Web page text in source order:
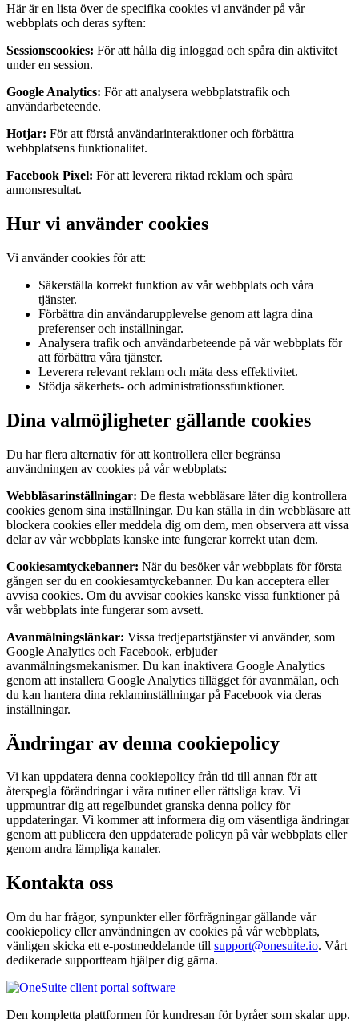
Här är en lista över de specifika cookies vi använder på vår
webbplats och deras syften:
Sessionscookies: För att hålla dig inloggad och spåra din aktivitet
under en session.
Google Analytics: För att analysera webbplatstrafik och
användarbeteende.
Hotjar: För att förstå användarinteraktioner och förbättra
webbplatsens funktionalitet.
Facebook Pixel: För att leverera riktad reklam och spåra
annonsresultat.
Hur vi använder cookies
Vi använder cookies för att:
Säkerställa korrekt funktion av vår webbplats och våra
tjänster.
Förbättra din användarupplevelse genom att lagra dina
preferenser och inställningar.
Analysera trafik och användarbeteende på vår webbplats för
att förbättra våra tjänster.
Leverera relevant reklam och mäta dess effektivitet.
Stödja säkerhets- och administrationssfunktioner.
Dina valmöjligheter gällande cookies
Du har flera alternativ för att kontrollera eller begränsa
användningen av cookies på vår webbplats:
Webbläsarinställningar: De flesta webbläsare låter dig kontrollera
cookies genom sina inställningar. Du kan ställa in din webbläsare att
blockera cookies eller meddela dig om dem, men observera att vissa
delar av vår webbplats kanske inte fungerar korrekt utan dem.
Cookiesamtyckebanner: När du besöker vår webbplats för första
gången ser du en cookiesamtyckebanner. Du kan acceptera eller
avvisa cookies. Om du avvisar cookies kanske vissa funktioner på
vår webbplats inte fungerar som avsett.
Avanmälningslänkar: Vissa tredjepartstjänster vi använder, som
Google Analytics och Facebook, erbjuder
avanmälningsmekanismer. Du kan inaktivera Google Analytics
genom att installera Google Analytics tillägget för avanmälan, och
du kan hantera dina reklaminställningar på Facebook via deras
inställningar.
Ändringar av denna cookiepolicy
Vi kan uppdatera denna cookiepolicy från tid till annan för att
återspegla förändringar i våra rutiner eller rättsliga krav. Vi
uppmuntrar dig att regelbundet granska denna policy för
uppdateringar. Vi kommer att informera dig om väsentliga ändringar
genom att publicera den uppdaterade policyn på vår webbplats eller
genom andra lämpliga kanaler.
Kontakta oss
Om du har frågor, synpunkter eller förfrågningar gällande vår
cookiepolicy eller användningen av cookies på vår webbplats,
vänligen skicka ett e-postmeddelande till support@onesuite.io. Vårt
dedikerade supportteam hjälper dig gärna.
Den kompletta plattformen för kundresan för byråer som skalar upp.